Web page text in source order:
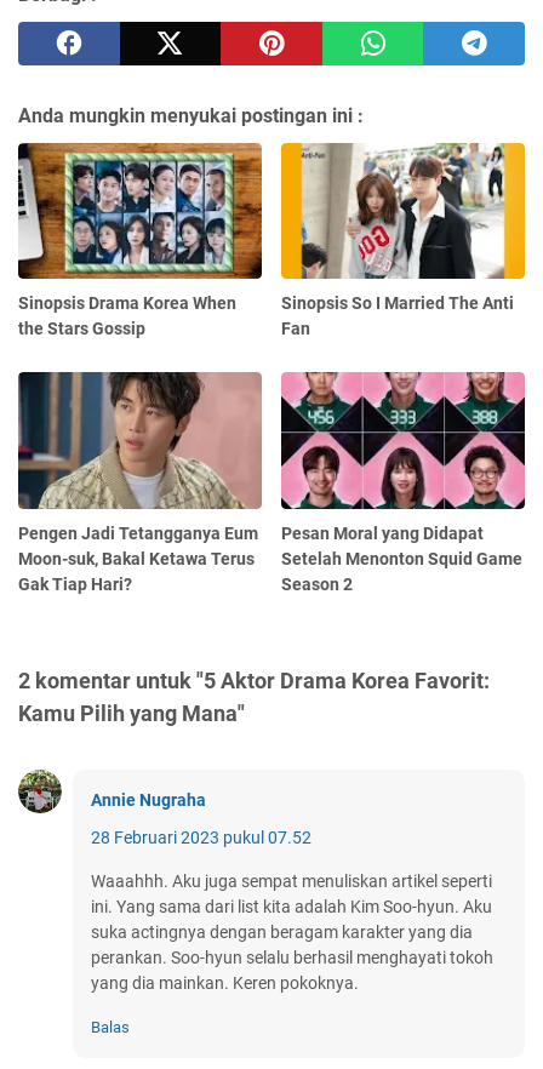
Anda mungkin menyukai postingan ini :
Sinopsis Drama Korea When
the Stars Gossip
Sinopsis So I Married The Anti
Fan
Pengen Jadi Tetangganya Eum
Moon-suk, Bakal Ketawa Terus
Gak Tiap Hari?
Pesan Moral yang Didapat
Setelah Menonton Squid Game
Season 2
2 komentar untuk "5 Aktor Drama Korea Favorit:
Kamu Pilih yang Mana"
Annie Nugraha
28 Februari 2023 pukul 07.52
Waaahhh. Aku juga sempat menuliskan artikel seperti
ini. Yang sama dari list kita adalah Kim Soo-hyun. Aku
suka actingnya dengan beragam karakter yang dia
perankan. Soo-hyun selalu berhasil menghayati tokoh
yang dia mainkan. Keren pokoknya.
Balas